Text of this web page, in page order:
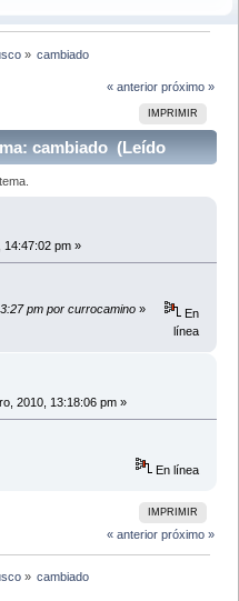
» cambiado
« anterior próximo »
IMPRIMIR
cambiado (Leído
14:47:02 pm »
pm por currocamino »
En
línea
2010, 13:18:06 pm »
En línea
IMPRIMIR
« anterior próximo »
» cambiado